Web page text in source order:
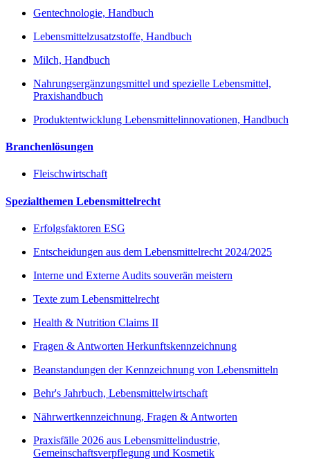
Gentechnologie, Handbuch
Lebensmittelzusatzstoffe, Handbuch
Milch, Handbuch
Nahrungsergänzungsmittel und spezielle Lebensmittel,
Praxishandbuch
Produktentwicklung Lebensmittelinnovationen, Handbuch
Branchenlösungen
Fleischwirtschaft
Spezialthemen Lebensmittelrecht
Erfolgsfaktoren ESG
Entscheidungen aus dem Lebensmittelrecht 2024/2025
Interne und Externe Audits souverän meistern
Texte zum Lebensmittelrecht
Health & Nutrition Claims II
Fragen & Antworten Herkunftskennzeichnung
Beanstandungen der Kennzeichnung von Lebensmitteln
Behr's Jahrbuch, Lebensmittelwirtschaft
Nährwertkennzeichnung, Fragen & Antworten
Praxisfälle 2026 aus Lebensmittelindustrie,
Gemeinschaftsverpflegung und Kosmetik